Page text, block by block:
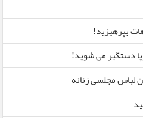
بپرهیزید!
دستگیر می شوید!
لباس مجلسی زنانه